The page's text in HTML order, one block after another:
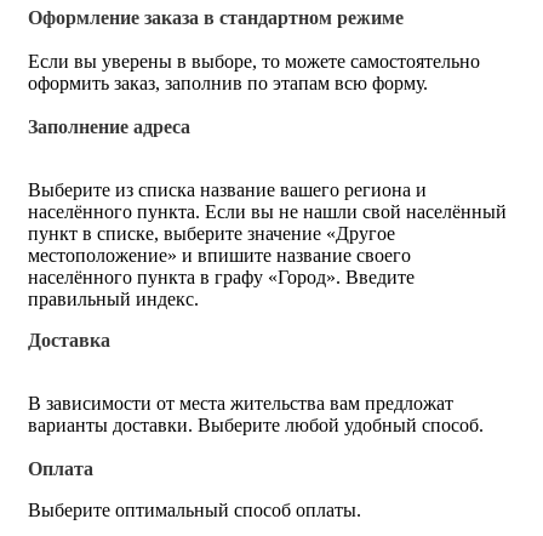
Оформление заказа в стандартном режиме
Если вы уверены в выборе, то можете самостоятельно
оформить заказ, заполнив по этапам всю форму.
Заполнение адреса
Выберите из списка название вашего региона и
населённого пункта. Если вы не нашли свой населённый
пункт в списке, выберите значение «Другое
местоположение» и впишите название своего
населённого пункта в графу «Город». Введите
правильный индекс.
Доставка
В зависимости от места жительства вам предложат
варианты доставки. Выберите любой удобный способ.
Оплата
Выберите оптимальный способ оплаты.